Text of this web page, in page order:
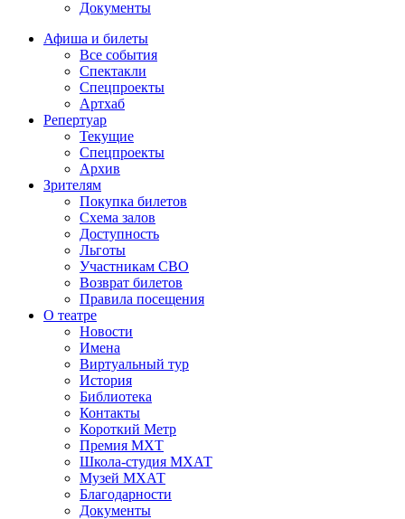
Документы
Афиша и билеты
Все события
Спектакли
Спецпроекты
Артхаб
Репертуар
Текущие
Спецпроекты
Архив
Зрителям
Покупка билетов
Схема залов
Доступность
Льготы
Участникам СВО
Возврат билетов
Правила посещения
О театре
Новости
Имена
Виртуальный тур
История
Библиотека
Контакты
Короткий Метр
Премия МХТ
Школа-студия МХАТ
Музей МХАТ
Благодарности
Документы